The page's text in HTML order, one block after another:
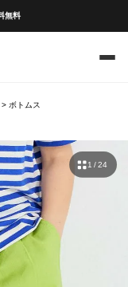
無料
ボトムス
1 / 24